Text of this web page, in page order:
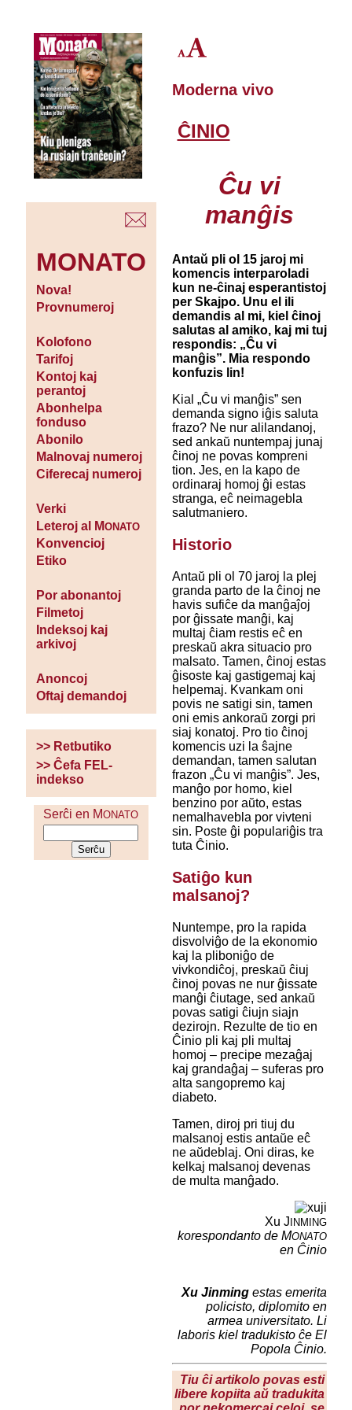
MONATO
Nova!
Provnumeroj
Kolofono
Tarifoj
Kontoj kaj
perantoj
Abonhelpa
fonduso
Abonilo
Malnovaj numeroj
Ciferecaj numeroj
Verki
Leteroj al MONATO
Konvencioj
Etiko
Por abonantoj
Filmetoj
Indeksoj kaj
arkivoj
Anoncoj
Oftaj demandoj
>> Retbutiko
>> Ĉefa FEL-
indekso
Serĉi en MONATO
Moderna vivo
ĈINIO
Ĉu vi
manĝis
Antaŭ pli ol 15 jaroj mi
komencis interparoladi
kun ne-ĉinaj esperantistoj
per Skajpo. Unu el ili
demandis al mi, kiel ĉinoj
salutas al amiko, kaj mi tuj
respondis: „Ĉu vi
manĝis”. Mia respondo
konfuzis lin!
Kial „Ĉu vi manĝis” sen
demanda signo iĝis saluta
frazo? Ne nur alilandanoj,
sed ankaŭ nuntempaj junaj
ĉinoj ne povas kompreni
tion. Jes, en la kapo de
ordinaraj homoj ĝi estas
stranga, eĉ neimagebla
salutmaniero.
Historio
Antaŭ pli ol 70 jaroj la plej
granda parto de la ĉinoj ne
havis sufiĉe da manĝaĵoj
por ĝissate manĝi, kaj
multaj ĉiam restis eĉ en
preskaŭ akra situacio pro
malsato. Tamen, ĉinoj estas
ĝisoste kaj gastigemaj kaj
helpemaj. Kvankam oni
povis ne satigi sin, tamen
oni emis ankoraŭ zorgi pri
siaj konatoj. Pro tio ĉinoj
komencis uzi la ŝajne
demandan, tamen salutan
frazon „Ĉu vi manĝis”. Jes,
manĝo por homo, kiel
benzino por aŭto, estas
nemalhavebla por vivteni
sin. Poste ĝi populariĝis tra
tuta Ĉinio.
Satiĝo kun
malsanoj?
Nuntempe, pro la rapida
disvolviĝo de la ekonomio
kaj la pliboniĝo de
vivkondiĉoj, preskaŭ ĉiuj
ĉinoj povas ne nur ĝissate
manĝi ĉiutage, sed ankaŭ
povas satigi ĉiujn siajn
dezirojn. Rezulte de tio en
Ĉinio pli kaj pli multaj
homoj – precipe mezaĝaj
kaj grandaĝaj – suferas pro
alta sangopremo kaj
diabeto.
Tamen, diroj pri tiuj du
malsanoj estis antaŭe eĉ
ne aŭdeblaj. Oni diras, ke
kelkaj malsanoj devenas
de multa manĝado.
Xu J INMING
korespondanto de MONATO
en Ĉinio
Xu Jinmingestas emerita
policisto, diplomito en
armea universitato. Li
laboris kiel tradukisto ĉe El
Popola Ĉinio.
Tiu ĉi artikolo povas esti
libere kopiita aŭ tradukita